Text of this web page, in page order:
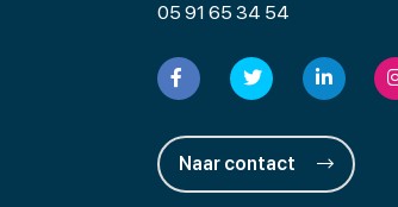
05 91 65 34 54
Naar contact